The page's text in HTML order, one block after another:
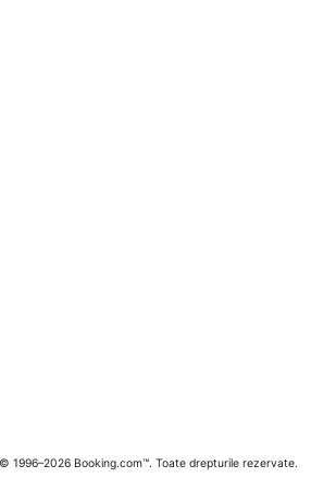
1996–2026 Booking.com™. Toate drepturile rezervate.